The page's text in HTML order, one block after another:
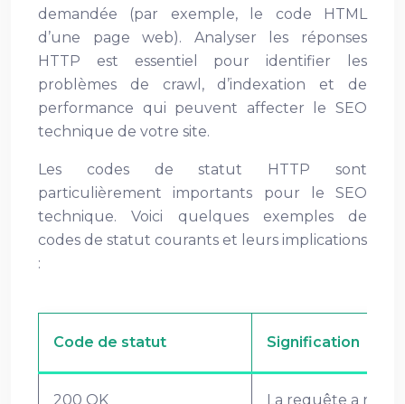
demandée (par exemple, le code HTML
d’une page web). Analyser les réponses
HTTP est essentiel pour identifier les
problèmes de crawl, d’indexation et de
performance qui peuvent affecter le SEO
technique de votre site.
Les codes de statut HTTP sont
particulièrement importants pour le SEO
technique. Voici quelques exemples de
codes de statut courants et leurs implications
:
Code de statut Signification
200 OK La requête a